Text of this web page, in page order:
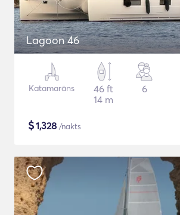
Lagoon 46
Katamarāns
46 ft
14 m
6
$1,328 /nakts